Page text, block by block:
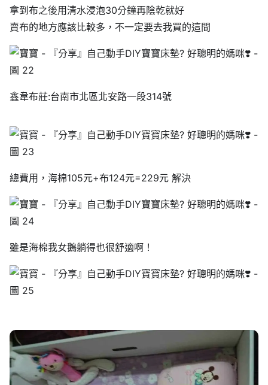
拿到布之後用清水浸泡30分鐘再陰乾就好
賣布的地方應該比較多，不一定要去我買的這間
鑫韋布莊:台南市北區北安路一段314號
總費用，海棉105元+布124元=229元 解決
雖是海棉我女鵝躺得也很舒適啊！